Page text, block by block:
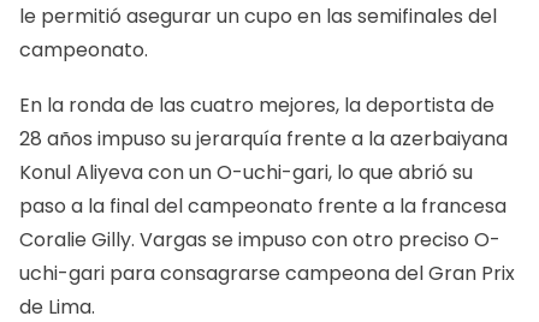
le permitió asegurar un cupo en las semifinales del
campeonato.
En la ronda de las cuatro mejores, la deportista de
28 años impuso su jerarquía frente a la azerbaiyana
Konul Aliyeva con un O-uchi-gari, lo que abrió su
paso a la final del campeonato frente a la francesa
Coralie Gilly. Vargas se impuso con otro preciso O-
uchi-gari para consagrarse campeona del Gran Prix
de Lima.